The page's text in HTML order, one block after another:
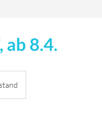
8.4.